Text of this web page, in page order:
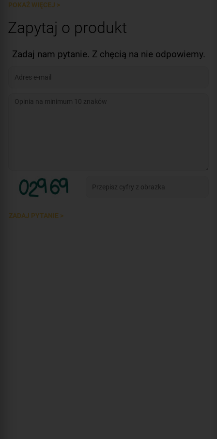
POKAŻ WIĘCEJ >
Zapytaj o produkt
Zadaj nam pytanie. Z chęcią na nie odpowiemy.
ZADAJ PYTANIE >